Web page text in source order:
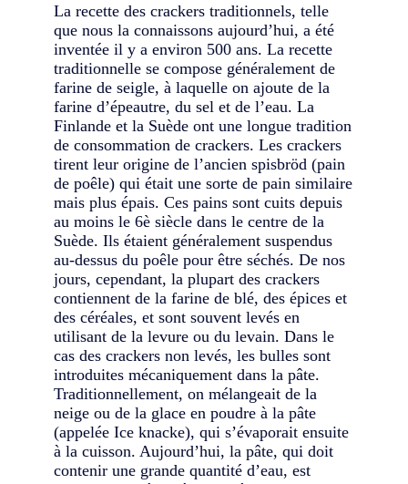
La recette des crackers traditionnels, telle
que nous la connaissons aujourd’hui, a été
inventée il y a environ 500 ans. La recette
traditionnelle se compose généralement de
farine de seigle, à laquelle on ajoute de la
farine d’épeautre, du sel et de l’eau. La
Finlande et la Suède ont une longue tradition
de consommation de crackers. Les crackers
tirent leur origine de l’ancien spisbröd (pain
de poêle) qui était une sorte de pain similaire
mais plus épais. Ces pains sont cuits depuis
au moins le 6è siècle dans le centre de la
Suède. Ils étaient généralement suspendus
au-dessus du poêle pour être séchés. De nos
jours, cependant, la plupart des crackers
contiennent de la farine de blé, des épices et
des céréales, et sont souvent levés en
utilisant de la levure ou du levain. Dans le
cas des crackers non levés, les bulles sont
introduites mécaniquement dans la pâte.
Traditionnellement, on mélangeait de la
neige ou de la glace en poudre à la pâte
(appelée Ice knacke), qui s’évaporait ensuite
à la cuisson. Aujourd’hui, la pâte, qui doit
contenir une grande quantité d’eau, est